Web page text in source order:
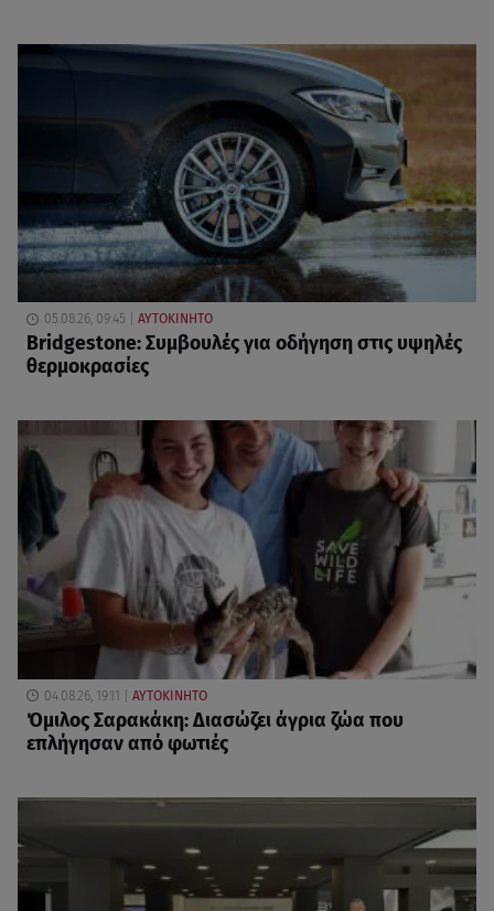
05.08.26, 09:45 ΑΥΤΟΚΙΝΗΤΟ
Bridgestone: Συμβουλές για οδήγηση στις υψηλές
θερμοκρασίες
04.08.26, 19:11 ΑΥΤΟΚΙΝΗΤΟ
Όμιλος Σαρακάκη: Διασώζει άγρια ζώα που
επλήγησαν από φωτιές